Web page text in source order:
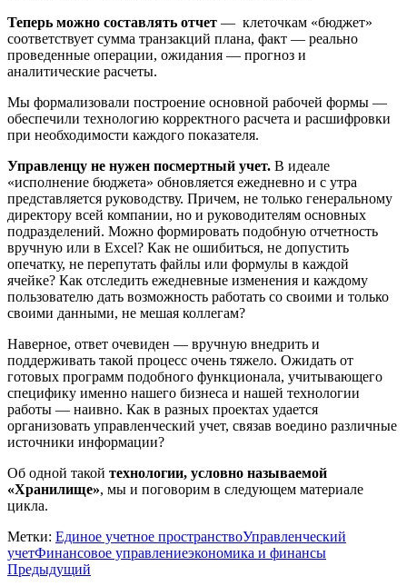
Теперь можно составлять отчет — клеточкам «бюджет»
соответствует сумма транзакций плана, факт — реально
проведенные операции, ожидания — прогноз и
аналитические расчеты.
Мы формализовали построение основной рабочей формы —
обеспечили технологию корректного расчета и расшифровки
при необходимости каждого показателя.
Управленцу не нужен посмертный учет. В идеале
«исполнение бюджета» обновляется ежедневно и с утра
представляется руководству. Причем, не только генеральному
директору всей компании, но и руководителям основных
подразделений. Можно формировать подобную отчетность
вручную или в Excel? Как не ошибиться, не допустить
опечатку, не перепутать файлы или формулы в каждой
ячейке? Как отследить ежедневные изменения и каждому
пользователю дать возможность работать со своими и только
своими данными, не мешая коллегам?
Наверное, ответ очевиден — вручную внедрить и
поддерживать такой процесс очень тяжело. Ожидать от
готовых программ подобного функционала, учитывающего
специфику именно нашего бизнеса и нашей технологии
работы — наивно. Как в разных проектах удается
организовать управленческий учет, связав воедино различные
источники информации?
Об одной такой технологии, условно называемой
«Хранилище», мы и поговорим в следующем материале
цикла.
Метки: Единое учетное пространствоУправленческий
учетФинансовое управлениеэкономика и финансы
Предыдущий